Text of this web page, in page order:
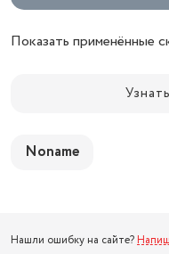
Показать применённые
Noname
Нашли ошибку на сайте?